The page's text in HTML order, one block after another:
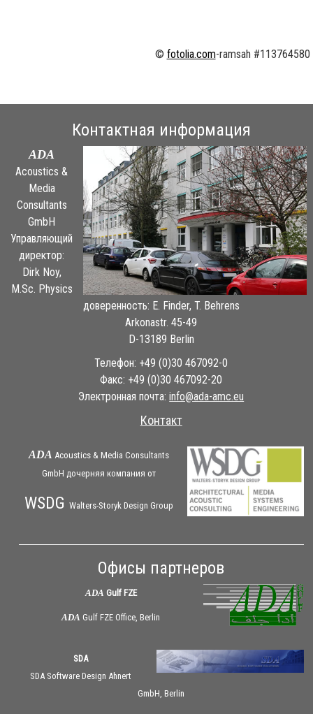
© fotolia.com-ramsah #113764580
Контактная информация
ADA
Acoustics &
Media
Consultants
GmbH
Управляющий
директор:
Dirk Noy,
M.Sc. Physics
доверенность: E. Finder, T. Behrens
Arkonastr. 45-49
D-13189 Berlin
Телефон: +49 (0)30 467092-0
Факс: +49 (0)30 467092-20
Электронная почта:ue.cma-ada@ofni
Контакт
ADA Acoustics & Media Consultants
GmbH дочерняя компания от
WSDG Walters-Storyk Design Group
Офисы партнеров
ADA Gulf FZE
ADA Gulf FZE Office, Berlin
SDA
SDA Software Design Ahnert
GmbH, Berlin